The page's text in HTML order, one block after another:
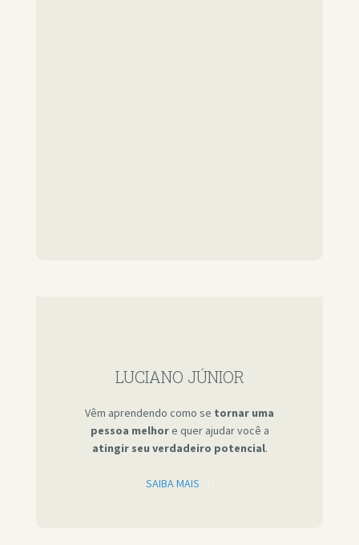
LUCIANO JÚNIOR
Vêm aprendendo como se tornar uma
pessoa melhore quer ajudar você a
atingir seu verdadeiro potencial.
SAIBA MAIS